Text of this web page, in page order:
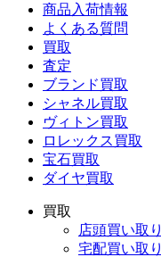
商品入荷情報
よくある質問
買取
査定
ブランド買取
シャネル買取
ヴィトン買取
ロレックス買取
宝石買取
ダイヤ買取
買取
店頭買い取り
宅配買い取り